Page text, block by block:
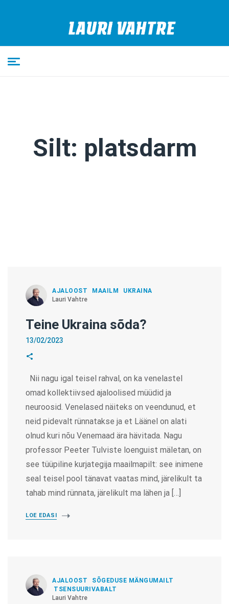
Silt: platsdarm
AJALOOST MAAILM
UKRAINA
Lauri Vahtre
Teine Ukraina sõda?
13/02/2023
Nii nagu igal teisel rahval, on ka venelastel
omad kollektiivsed ajaloolised müüdid ja
neuroosid. Venelased näiteks on veendunud, et
neid pidevalt rünnatakse ja et Läänel on alati
olnud kuri nõu Venemaad ära hävitada. Nagu
professor Peeter Tulviste loenguist mäletan, on
see tüüpiline kurjategija maailmapilt: see inimene
seal teisel pool tänavat vaatas mind, järelikult ta
tahab mind rünnata, järelikult ma lähen ja […]
LOE EDASI
AJALOOST
SÕGEDUSE MÄNGUMAILT
TSENSUURIVABALT
Lauri Vahtre